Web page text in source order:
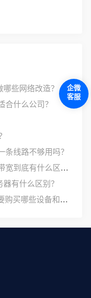
些网络改造？
合什么公司？
条线路不够用吗？
服务器租用时，独享带宽和共享带宽到底有什么区别？
有什么区别？
国内企业部署SD-WAN组网，需要购买哪些设备和服务？
企微
客服